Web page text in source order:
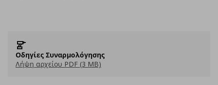
Οδηγίες Συναρμολόγησης
Λήψη αρχείου PDF (3 MB)